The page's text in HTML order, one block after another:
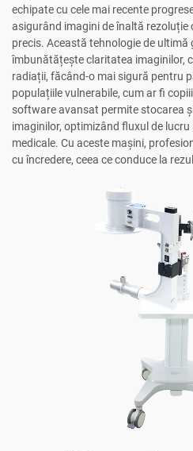
echipate cu cele mai recente
asigurând imagini de înaltă rezoluție
precis. Această tehnologie de ultimă
îmbunătățește claritatea imaginilor,
radiații, făcând-o mai sigură pentru
populațiile vulnerabile, cum ar fi
software avansat permite stocarea
imaginilor, optimizând fluxul de
medicale. Cu aceste mașini,
cu încredere, ceea ce conduce la